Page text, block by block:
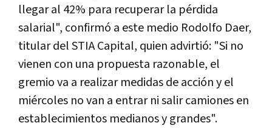
llegar al 42% para recuperar la pérdida
salarial", confirmó a este medio Rodolfo Daer,
titular del STIA Capital, quien advirtió: "Si no
vienen con una propuesta razonable, el
gremio va a realizar medidas de acción y el
miércoles no van a entrar ni salir camiones en
establecimientos medianos y grandes".